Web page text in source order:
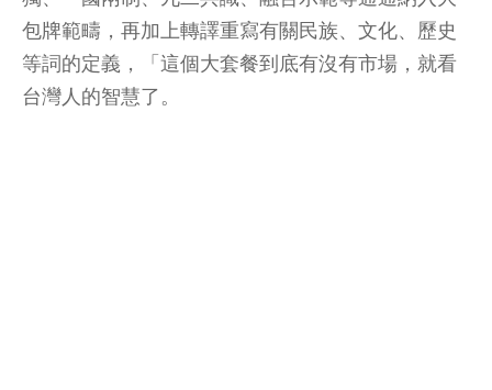
包牌範疇，再加上轉譯重寫有關民族、文化、歷史
等詞的定義，「這個大套餐到底有沒有市場，就看
台灣人的智慧了。